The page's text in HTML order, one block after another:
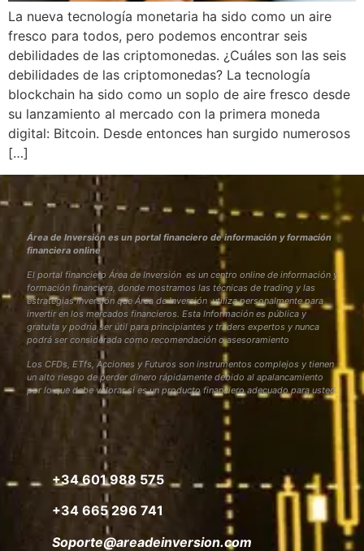
La nueva tecnología monetaria ha sido como un aire
fresco para todos, pero podemos encontrar seis
debilidades de las criptomonedas. ¿Cuáles son las seis
debilidades de las criptomonedas? La tecnología
blockchain ha sido como un soplo de aire fresco desde
su lanzamiento al mercado con la primera moneda
digital: Bitcoin. Desde entonces han surgido numerosos
[…]
Área de Inversión es un portal financiero de información y formación
financiera online
El portal financiero Área de Inversión es un centro online de información y
formación financiera, donde mostramos las técnicas de trading y las
estrategias inversión que Área de Inversión utiliza personalmente para
invertir en los mercados financieros. Esta Información es pública y
gratuita y podría ser útil para principiantes y traders expertos y nunca
podrá ser considerada como recomendación o asesoramiento
Los CFDs, ETfs, Acciones y Futuros son instrumentos complejos y tienen
un alto riesgo de perder dinero rápidamente debido al apalancamiento
por lo que debe valorar si es un producto financiero adecuado para usted
+34 601 988 575
+34 665 296 741
Soporte@areadeinversion.com